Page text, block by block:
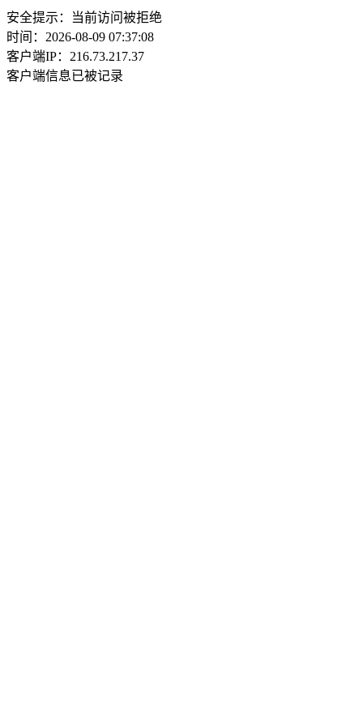
安全提示：当前访问被拒绝
时间：2026-08-09 07:37:08
客户端IP：216.73.217.37
客户端信息已被记录